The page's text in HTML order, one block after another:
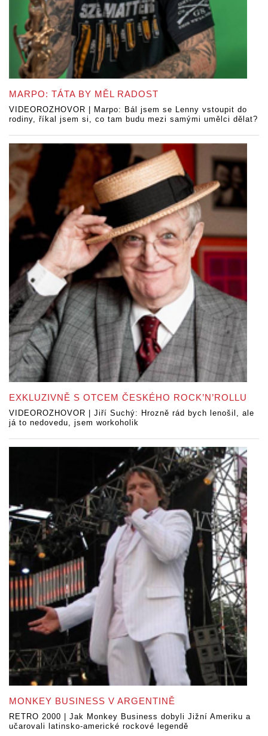
MARPO: TÁTA BY MĚL RADOST
VIDEOROZHOVOR | Marpo: Bál jsem se Lenny vstoupit do
rodiny, říkal jsem si, co tam budu mezi samými umělci dělat?
EXKLUZIVNĚ S OTCEM ČESKÉHO ROCK’N’ROLLU
VIDEOROZHOVOR | Jiří Suchý: Hrozně rád bych lenošil, ale
já to nedovedu, jsem workoholik
MONKEY BUSINESS V ARGENTINĚ
RETRO 2000 | Jak Monkey Business dobyli Jižní Ameriku a
učarovali latinsko-americké rockové legendě